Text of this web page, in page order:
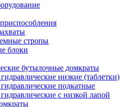
стропы
блоки
бутылочные домкраты
низкие (таблетки)
подкатные
с низкой лапой